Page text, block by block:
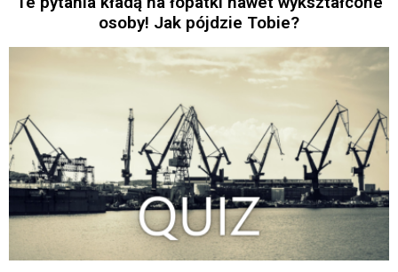
osoby! Jak pójdzie Tobie?